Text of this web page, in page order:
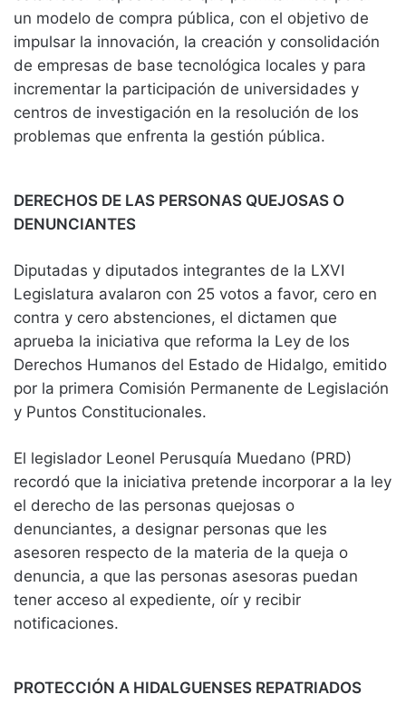
un modelo de compra pública, con el objetivo de
impulsar la innovación, la creación y consolidación
de empresas de base tecnológica locales y para
incrementar la participación de universidades y
centros de investigación en la resolución de los
problemas que enfrenta la gestión pública.
DERECHOS DE LAS PERSONAS QUEJOSAS O
DENUNCIANTES
Diputadas y diputados integrantes de la LXVI
Legislatura avalaron con 25 votos a favor, cero en
contra y cero abstenciones, el dictamen que
aprueba la iniciativa que reforma la Ley de los
Derechos Humanos del Estado de Hidalgo, emitido
por la primera Comisión Permanente de Legislación
y Puntos Constitucionales.
El legislador Leonel Perusquía Muedano (PRD)
recordó que la iniciativa pretende incorporar a la ley
el derecho de las personas quejosas o
denunciantes, a designar personas que les
asesoren respecto de la materia de la queja o
denuncia, a que las personas asesoras puedan
tener acceso al expediente, oír y recibir
notificaciones.
PROTECCIÓN A HIDALGUENSES REPATRIADOS